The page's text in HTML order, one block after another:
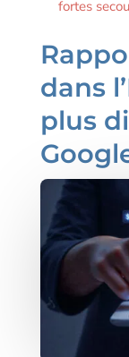
fortes
dans
plus